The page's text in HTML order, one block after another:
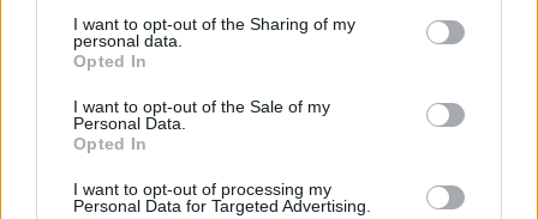
not limited to your visit or usage behaviour. You may click to
grant or deny consent to Google and its third-party tags to
use your data for below specified purposes in below Google
consent section.
I want to opt-out of the Sharing of my
personal data.
Opted In
I want to opt-out of the Sale of my
Personal Data.
Opted In
I want to opt-out of processing my
Personal Data for Targeted Advertising.
συνεχίσουμε τον εποικοδομητικό μας διάλογο με
το Ευρωπαϊκό Κοινοβούλιο, προκειμένου να
ολοκληρωθεί το νομοθετικό έργο το
συντομότερο δυνατό», διαβεβαίωσε ο Μιχαήλ
Δαμιανός, Υπουργός Ενέργειας, Εμπορίου και
Βιομηχανίας της Κύπρου.